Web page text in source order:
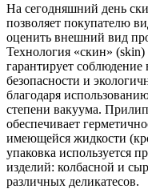
На сегодняшний день
позволяет покупателю
оценить внешний вид
Технология «скин» (skin)
гарантирует
безопасности и
благодаря
степени вакуума.
обеспечивает
имеющейся жидкости
упаковка используется
изделий: колбасной и
различных деликатесов.